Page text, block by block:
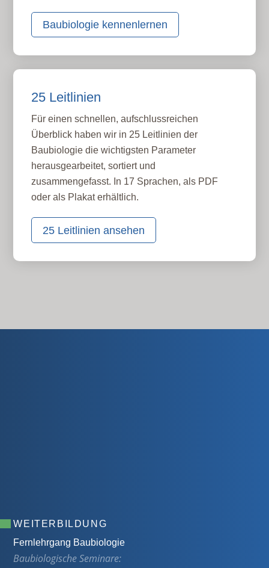
Baubiologie kennenlernen
25 Leitlinien
Für einen schnellen, aufschlussreichen
Überblick haben wir in 25 Leitlinien der
Baubiologie die wichtigsten Parameter
herausgearbeitet, sortiert und
zusammengefasst. In 17 Sprachen, als PDF
oder als Plakat erhältlich.
25 Leitlinien ansehen
WEITERBILDUNG
Fernlehrgang Baubiologie
Baubiologische Seminare: